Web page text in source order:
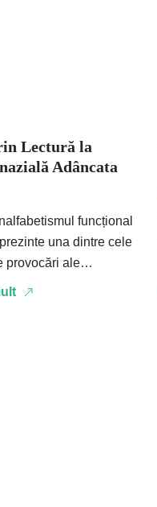
Lectură la
Adâncata
funcțional
una dintre cele
provocări ale
afectând în